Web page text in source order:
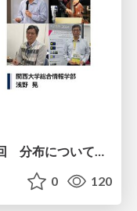
0 120